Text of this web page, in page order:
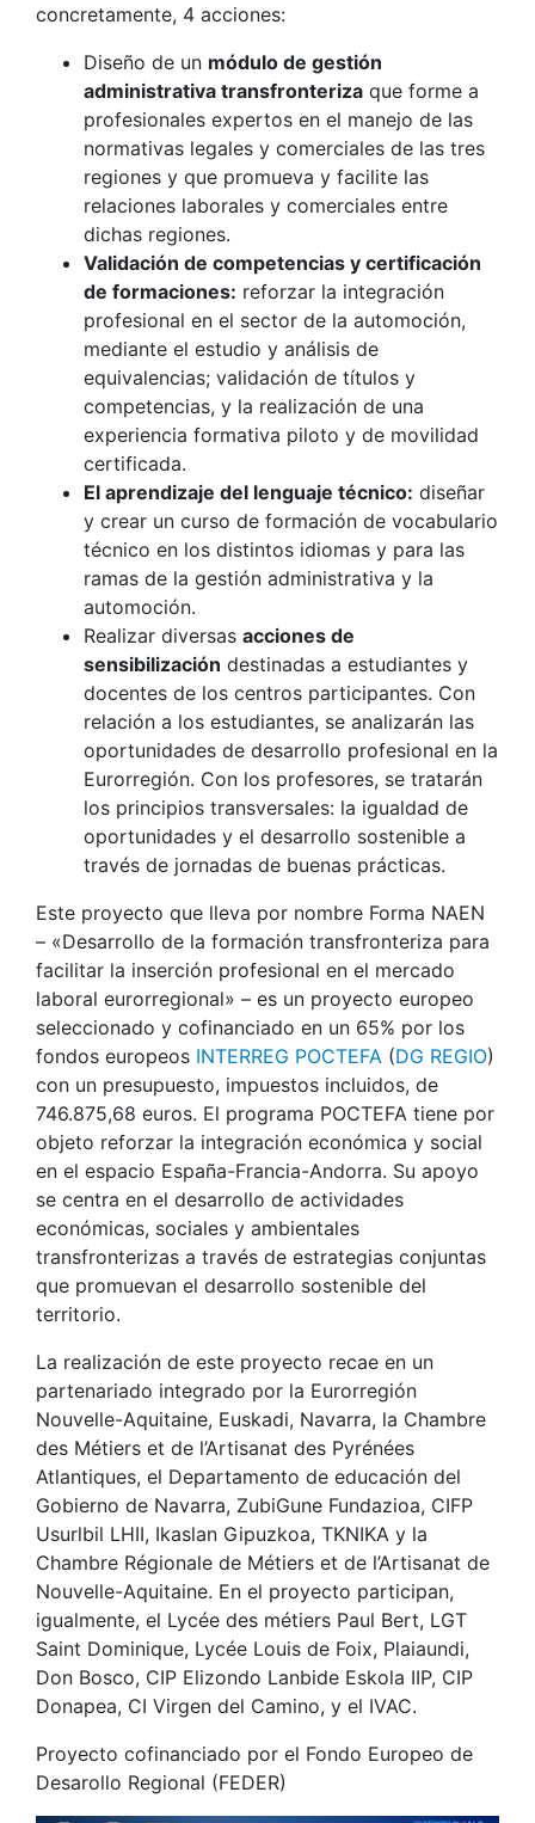
concretamente, 4 acciones:
Diseño de un módulo de gestión
administrativa transfronteriza que forme a
profesionales expertos en el manejo de las
normativas legales y comerciales de las tres
regiones y que promueva y facilite las
relaciones laborales y comerciales entre
dichas regiones.
Validación de competencias y certificación
de formaciones: reforzar la integración
profesional en el sector de la automoción,
mediante el estudio y análisis de
equivalencias; validación de títulos y
competencias, y la realización de una
experiencia formativa piloto y de movilidad
certificada.
El aprendizaje del lenguaje técnico: diseñar
y crear un curso de formación de vocabulario
técnico en los distintos idiomas y para las
ramas de la gestión administrativa y la
automoción.
Realizar diversas acciones de
sensibilización destinadas a estudiantes y
docentes de los centros participantes. Con
relación a los estudiantes, se analizarán las
oportunidades de desarrollo profesional en la
Eurorregión. Con los profesores, se tratarán
los principios transversales: la igualdad de
oportunidades y el desarrollo sostenible a
través de jornadas de buenas prácticas.
Este proyecto que lleva por nombre Forma NAEN
– «Desarrollo de la formación transfronteriza para
facilitar la inserción profesional en el mercado
laboral eurorregional» – es un proyecto europeo
seleccionado y cofinanciado en un 65% por los
fondos europeos INTERREG POCTEFA (DG REGIO)
con un presupuesto, impuestos incluidos, de
746.875,68 euros. El programa POCTEFA tiene por
objeto reforzar la integración económica y social
en el espacio España-Francia-Andorra. Su apoyo
se centra en el desarrollo de actividades
económicas, sociales y ambientales
transfronterizas a través de estrategias conjuntas
que promuevan el desarrollo sostenible del
territorio.
La realización de este proyecto recae en un
partenariado integrado por la Eurorregión
Nouvelle-Aquitaine, Euskadi, Navarra, la Chambre
des Métiers et de l’Artisanat des Pyrénées
Atlantiques, el Departamento de educación del
Gobierno de Navarra, ZubiGune Fundazioa, CIFP
Usurlbil LHII, Ikaslan Gipuzkoa, TKNIKA y la
Chambre Régionale de Métiers et de l’Artisanat de
Nouvelle-Aquitaine. En el proyecto participan,
igualmente, el Lycée des métiers Paul Bert, LGT
Saint Dominique, Lycée Louis de Foix, Plaiaundi,
Don Bosco, CIP Elizondo Lanbide Eskola IIP, CIP
Donapea, CI Virgen del Camino, y el IVAC.
Proyecto cofinanciado por el Fondo Europeo de
Desarollo Regional (FEDER)